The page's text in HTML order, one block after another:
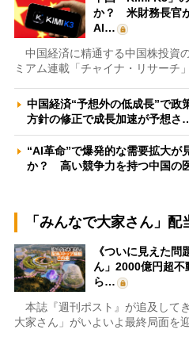
か？ 米財務長官
AI…
中国経済に精通する中国株投資
ミアム連載「チャイナ・リサーチ
中国経済“予想外の低成長”で
方針の修正で成長加速が予想さ
“AI革命”で爆発的な需要拡大が
か？ 高い競争力を持つ中国の
「みんなで大家さん」
《ついに見えた
ん」2000億円超不
ら…
本誌『週刊ポスト』が追及して
大家さん」がいよいよ最終局面を